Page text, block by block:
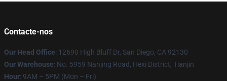
Contacte-nos
Our Head Office: 12690 High Bluff Dr, San Diego, CA 92130
Our Warehouse: No. 5959 Nanjing Road, Hexi District, Tianjin
Hour: 9AM – 5PM (Mon – Fri)